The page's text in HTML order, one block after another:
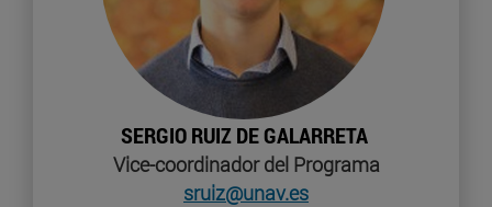
SERGIO RUIZ DE GALARRETA
Vice-coordinador del Programa
sruiz@unav.es